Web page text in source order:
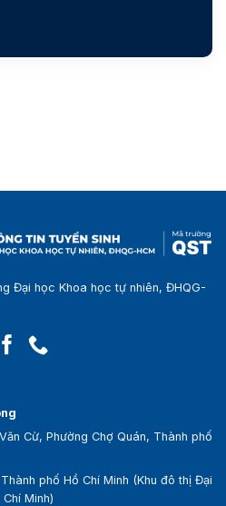
Đại học Khoa học tự nhiên, ĐHQG-
Cừ, Phường Chợ Quán, Thành phố
phố Hồ Chí Minh (Khu đô thị Đại
Minh)